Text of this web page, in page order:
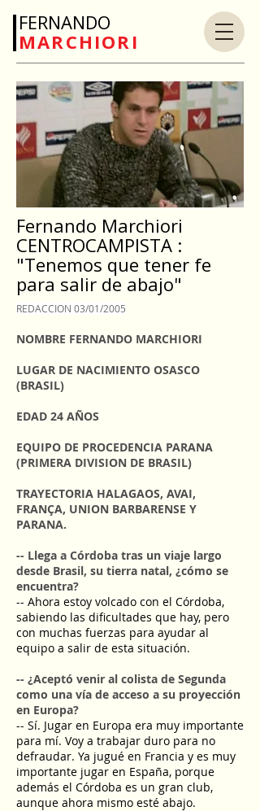
FERNANDO
MARCHIORI
Fernando Marchiori
CENTROCAMPISTA :
"Tenemos que tener fe
para salir de abajo"
REDACCION 03/01/2005
NOMBRE FERNANDO MARCHIORI
LUGAR DE NACIMIENTO OSASCO
(BRASIL)
EDAD 24 AÑOS
EQUIPO DE PROCEDENCIA PARANA
(PRIMERA DIVISION DE BRASIL)
TRAYECTORIA HALAGAOS, AVAI,
FRANÇA, UNION BARBARENSE Y
PARANA.
-- Llega a Córdoba tras un viaje largo
desde Brasil, su tierra natal, ¿cómo se
encuentra?
-- Ahora estoy volcado con el Córdoba,
sabiendo las dificultades que hay, pero
con muchas fuerzas para ayudar al
equipo a salir de esta situación.
-- ¿Aceptó venir al colista de Segunda
como una vía de acceso a su proyección
en Europa?
-- Sí. Jugar en Europa era muy importante
para mí. Voy a trabajar duro para no
defraudar. Ya jugué en Francia y es muy
importante jugar en España, porque
además el Córdoba es un gran club,
aunque ahora mismo esté abajo.